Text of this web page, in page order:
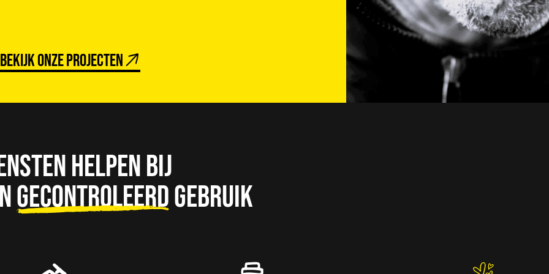
Bekijk onze projecten
helpen bij
gecontroleerdgebruik